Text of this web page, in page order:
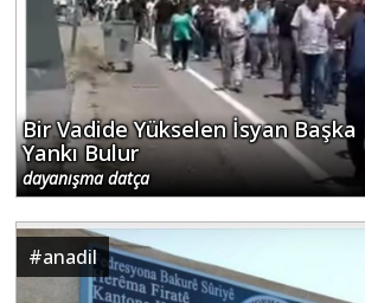
Bir Vadide Yükselen İsyan Başka
Yankı Bulur
dayanışma datça
#anadil